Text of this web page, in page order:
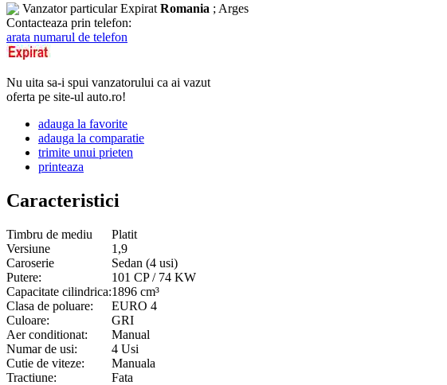
Vanzator particularExpirat Romania ; Arges
Contacteaza prin telefon:
arata numarul de telefon
Nu uita sa-i spui vanzatorului ca ai vazut
oferta pe site-ul auto.ro!
adauga la favorite
adauga la comparatie
trimite unui prieten
printeaza
Caracteristici
Timbru de mediu
Platit
Versiune
1,9
Caroserie
Sedan (4 usi)
Putere:
101 CP / 74 KW
Capacitate cilindrica:1896 cm³
Clasa de poluare:
EURO 4
Culoare:
GRI
Aer conditionat:
Manual
Numar de usi:
4 Usi
Cutie de viteze:
Manuala
Tractiune:
Fata